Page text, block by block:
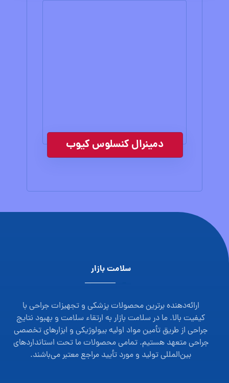
دمینرال کنسلوس کیوب
سلامت بازار
ارائه‌دهنده برترین محصولات پزشکی و تجهیزات جراحی با
کیفیت بالا. ما در سلامت بازار به ارتقاء سلامت و بهبود نتایج
جراحی از طریق تأمین مواد اولیه بیولوژیکی و ابزارهای تخصصی
جراحی متعهد هستیم. تمامی محصولات ما تحت استانداردهای
بین‌المللی تولید و مورد تأیید مراجع معتبر می‌باشند.